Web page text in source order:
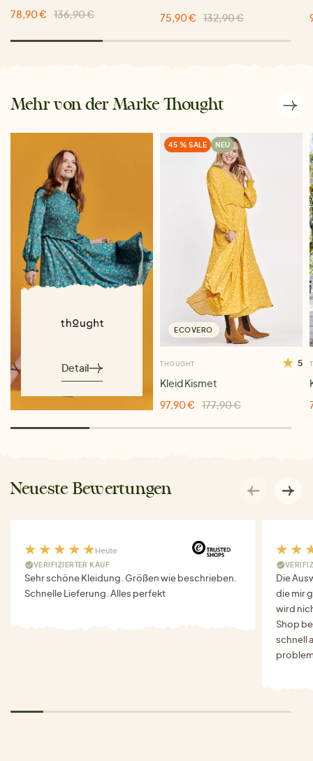
78,90 € 136,90 €
75,90 €
132,90 €
Mehr von der Marke Thought
Detail
45 % SALE NEU
ECOVERO
THOUGHT 5
Kleid Kismet
97,90 €
177,90 €
Neueste Bewertungen
Heute
VERIFIZIERTER KAUF
Sehr schöne Kleidung. Größen wie beschrieben.
Schnelle Lieferung. Alles perfekt
Die
die mir
wird
Shop
schnell